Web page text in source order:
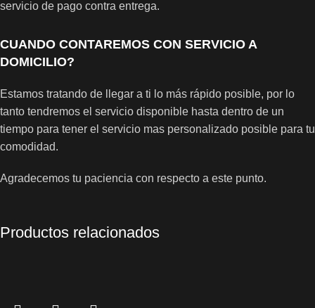
servicio de pago contra entrega.
CUANDO CONTAREMOS CON SERVICIO A
DOMICILIO?
Estamos tratando de llegar a ti lo más rápido posible, por lo
tanto tendremos el servicio disponible hasta dentro de un
tiempo para tener el servicio mas personalizado posible para tu
comodidad.
Agradecemos tu paciencia con respecto a este punto.
Productos relacionados